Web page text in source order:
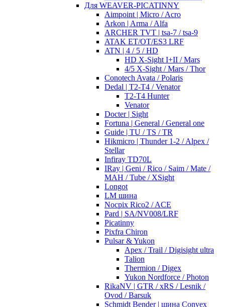
Для WEAVER-PICATINNY
Aimpoint | Micro / Acro
Arkon | Arma / Alfa
ARCHER TVT | tsa-7 / tsa-9
ATAK ET/OT/ES3 LRF
ATN | 4 / 5 / HD
HD X-Sight I+II / Mars
4/5 X-Sight / Mars / Thor
Conotech Avata / Polaris
Dedal | T2-T4 / Venator
T2-T4 Hunter
Venator
Docter | Sight
Fortuna | General / General one
Guide | TU / TS / TR
Hikmicro | Thunder 1-2 / Alpex /
Stellar
Infiray TD70L
IRay | Geni / Rico / Saim / Mate /
MAH / Tube / XSight
Longot
LM шина
Nocpix Rico2 / ACE
Pard | SA/NV008/LRF
Picatinny
Pixfra Chiron
Pulsar & Yukon
Apex / Trail / Digisight ultra
Talion
Thermion / Digex
Yukon Nordforce / Photon
RikaNV | GTR / xRS / Lesnik /
Ovod / Barsuk
Schmidt Bender | шина Convex